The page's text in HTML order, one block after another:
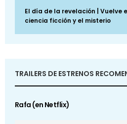
El día de la revelación | Vuelve
ciencia ficción y el misterio
TRAILERS DE ESTRENOS
Rafa (en Netflix)